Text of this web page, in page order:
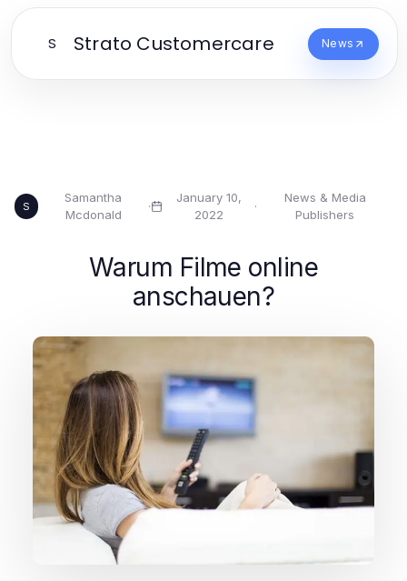
S Strato Customercare News
S
Samantha
Mcdonald
·
January 10,
2022
·
News & Media
Publishers
Warum Filme online
anschauen?